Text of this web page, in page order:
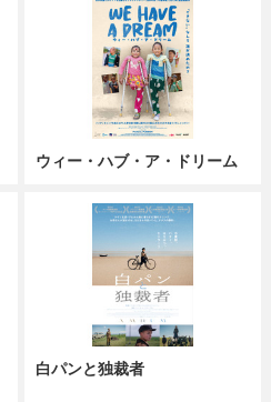
ウィー・ハブ・ア・ドリーム
白パンと独裁者